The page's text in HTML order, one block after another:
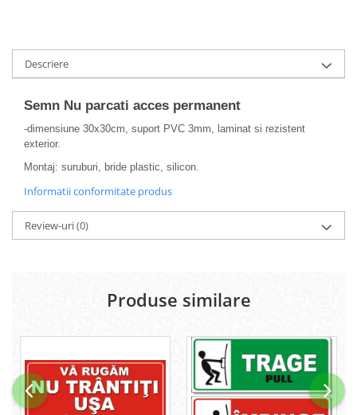
Descriere
Semn Nu parcati acces permanent
-dimensiune 30x30cm, suport PVC 3mm, laminat si rezistent
exterior.
Montaj: suruburi, bride plastic, silicon.
Informatii conformitate produs
Review-uri(0)
Produse similare